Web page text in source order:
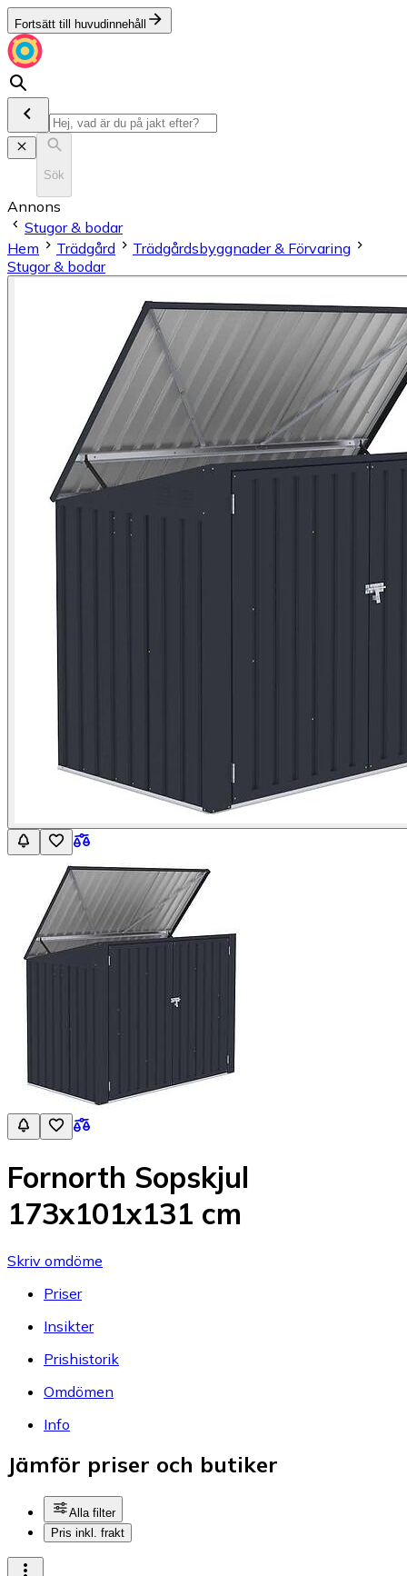
Fortsätt till huvudinnehåll
Sök
Annons
Stugor & bodar
Hem
Trädgård
Trädgårdsbyggnader & Förvaring
Stugor & bodar
Fornorth Sopskjul
173x101x131 cm
Skriv omdöme
Priser
Insikter
Prishistorik
Omdömen
Info
Jämför priser och butiker
Alla filter
Pris inkl. frakt